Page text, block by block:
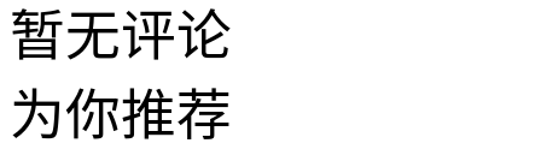
暂无评论
为你推荐